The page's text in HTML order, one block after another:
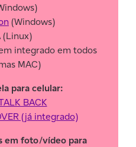
(Windows)
(Linux)
integrado em todos
MAC)
para celular:
BACK
(já integrado)
em foto/vídeo para